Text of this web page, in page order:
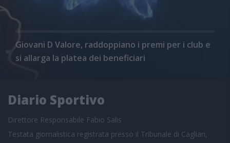
Giovani D Valore, raddoppiano i premi per i club e
si allarga la platea dei beneficiari
Diario Sportivo
Direttore Responsabile Fabio Salis
Testata giornalistica registrata presso il Tribunale di Cagliari,